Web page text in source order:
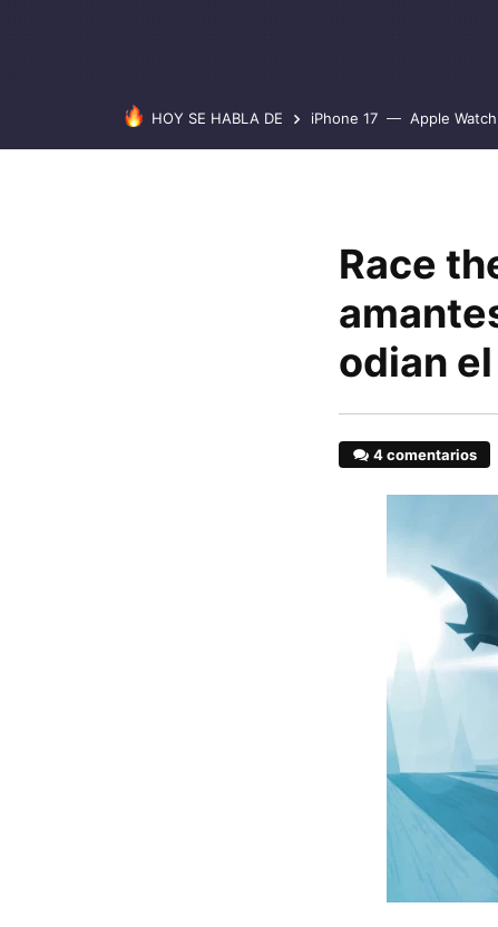
HOY SE HABLA DE iPhone 17 Apple
Race
odian el
4 comentarios